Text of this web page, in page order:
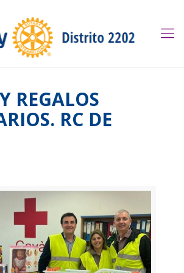
REGALOS
RC DE